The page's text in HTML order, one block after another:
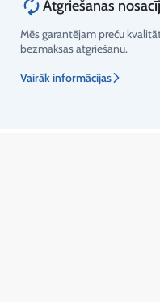
Atgriešanas
Mēs garantējam preču
bezmaksas atgriešanu.
Vairāk informācijas